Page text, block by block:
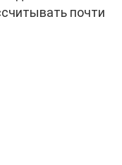
почти